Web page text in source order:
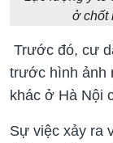
ở chốt
Trước đó, cư
trước hình ảnh
khác ở Hà Nội
Sự việc xảy ra